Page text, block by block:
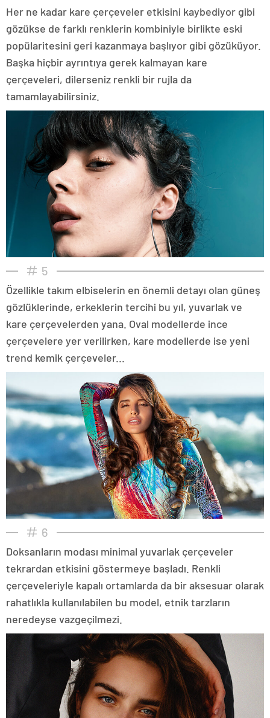
Her ne kadar kare çerçeveler etkisini kaybediyor gibi
gözükse de farklı renklerin kombiniyle birlikte eski
popülaritesini geri kazanmaya başlıyor gibi gözüküyor.
Başka hiçbir ayrıntıya gerek kalmayan kare
çerçeveleri, dilerseniz renkli bir rujla da
tamamlayabilirsiniz.
5
Özellikle takım elbiselerin en önemli detayı olan güneş
gözlüklerinde, erkeklerin tercihi bu yıl, yuvarlak ve
kare çerçevelerden yana. Oval modellerde ince
çerçevelere yer verilirken, kare modellerde ise yeni
trend kemik çerçeveler...
6
Doksanların modası minimal yuvarlak çerçeveler
tekrardan etkisini göstermeye başladı. Renkli
çerçeveleriyle kapalı ortamlarda da bir aksesuar olarak
rahatlıkla kullanılabilen bu model, etnik tarzların
neredeyse vazgeçilmezi.